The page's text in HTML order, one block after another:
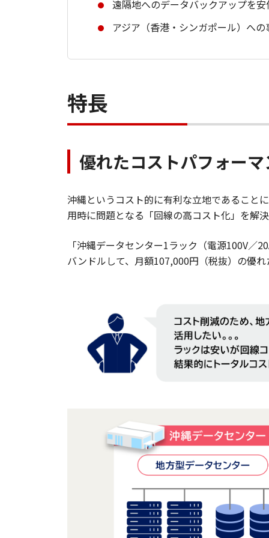
遠隔地へのデータバックアップを
アジア（香港・シンガポール）へ
特長
優れたコストパフォーマ
沖縄というコスト的に有利な立地であること
用時に問題となる「回線の高コスト化」を解
「沖縄データセンター1ラック（電源100V
バンドルして、月額107,000円（税抜）の優